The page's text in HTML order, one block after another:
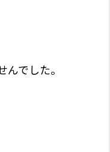
んでした。